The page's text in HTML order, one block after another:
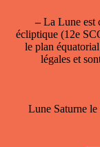
– La Lune est
écliptique (12e
le plan
légales et
Lune Saturne le